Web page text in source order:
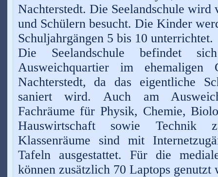
Nachterstedt. Die Seelandschule wird
und Schülern besucht. Die Kinder
Schuljahrgängen 5 bis 10 unterrichtet.
Die Seelandschule befindet
Ausweichquartier im ehemaligen
Nachterstedt, da das eigentliche
saniert wird. Auch am
Fachräume für Physik, Chemie,
Hauswirtschaft sowie Technik
Klassenräume sind mit
Tafeln ausgestattet. Für die
können zusätzlich 70 Laptops genutzt